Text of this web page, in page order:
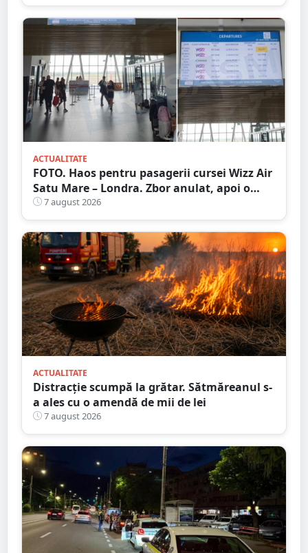
ACTUALITATE
FOTO. Haos pentru pasagerii cursei Wizz Air
Satu Mare – Londra. Zbor anulat, apoi o
nouă întârziere. Fără explicații clare
7 august 2026
ACTUALITATE
Distracție scumpă la grătar. Sătmăreanul s-
a ales cu o amendă de mii de lei
7 august 2026